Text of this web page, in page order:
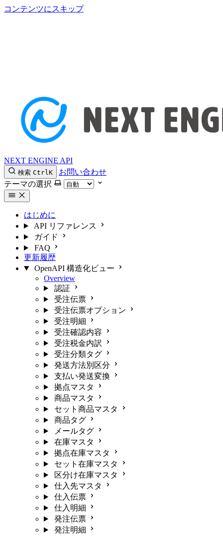
コンテンツにスキップ
NEXT ENGINE API
検索 CtrlK
お問い合わせ
テーマの選択
はじめに
API リファレンス
ガイド
FAQ
更新履歴
OpenAPI 構造化ビュー
Overview
認証
受注伝票
受注伝票オプション
受注明細
受注確認内容
受注税金内訳
受注分類タグ
発送方法別区分
支払い発送変換
拠点マスタ
商品マスタ
セット商品マスタ
商品タグ
メールタグ
在庫マスタ
拠点在庫マスタ
セット在庫マスタ
区分け在庫マスタ
仕入先マスタ
仕入伝票
仕入明細
発注伝票
発注明細